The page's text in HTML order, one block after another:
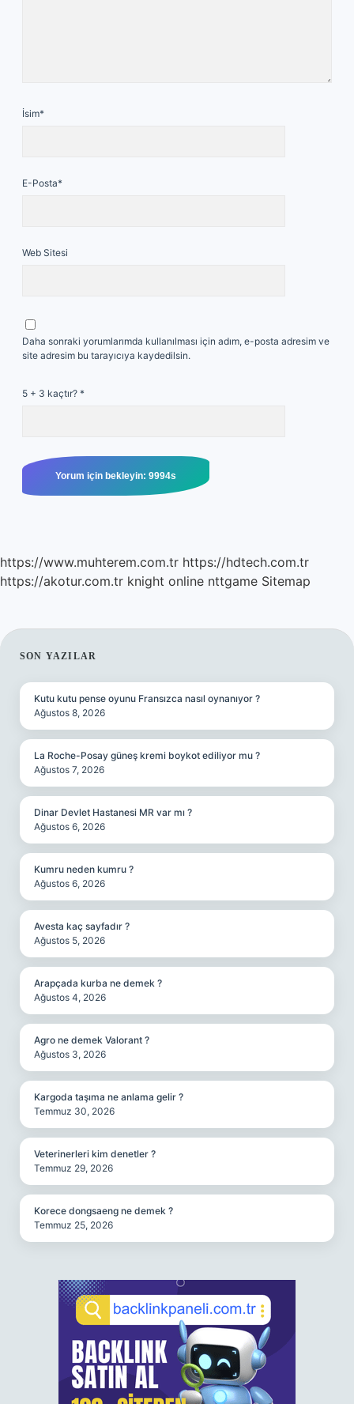
İsim*
E-Posta*
Web Sitesi
Daha sonraki yorumlarımda kullanılması için adım, e-posta adresim ve
site adresim bu tarayıcıya kaydedilsin.
5 + 3 kaçtır? *
https://www.muhterem.com.tr https://hdtech.com.tr
https://akotur.com.tr knight online nttgame Sitemap
SIDEBAR
SON YAZILAR
Kutu kutu pense oyunu Fransızca nasıl oynanıyor ?
Ağustos 8, 2026
La Roche-Posay güneş kremi boykot ediliyor mu ?
Ağustos 7, 2026
Dinar Devlet Hastanesi MR var mı ?
Ağustos 6, 2026
Kumru neden kumru ?
Ağustos 6, 2026
Avesta kaç sayfadır ?
Ağustos 5, 2026
Arapçada kurba ne demek ?
Ağustos 4, 2026
Agro ne demek Valorant ?
Ağustos 3, 2026
Kargoda taşıma ne anlama gelir ?
Temmuz 30, 2026
Veterinerleri kim denetler ?
Temmuz 29, 2026
Korece dongsaeng ne demek ?
Temmuz 25, 2026